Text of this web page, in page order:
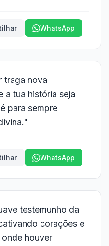
WhatsApp
traga nova
a tua história seja
para sempre
WhatsApp
testemunho da
corações e
houver